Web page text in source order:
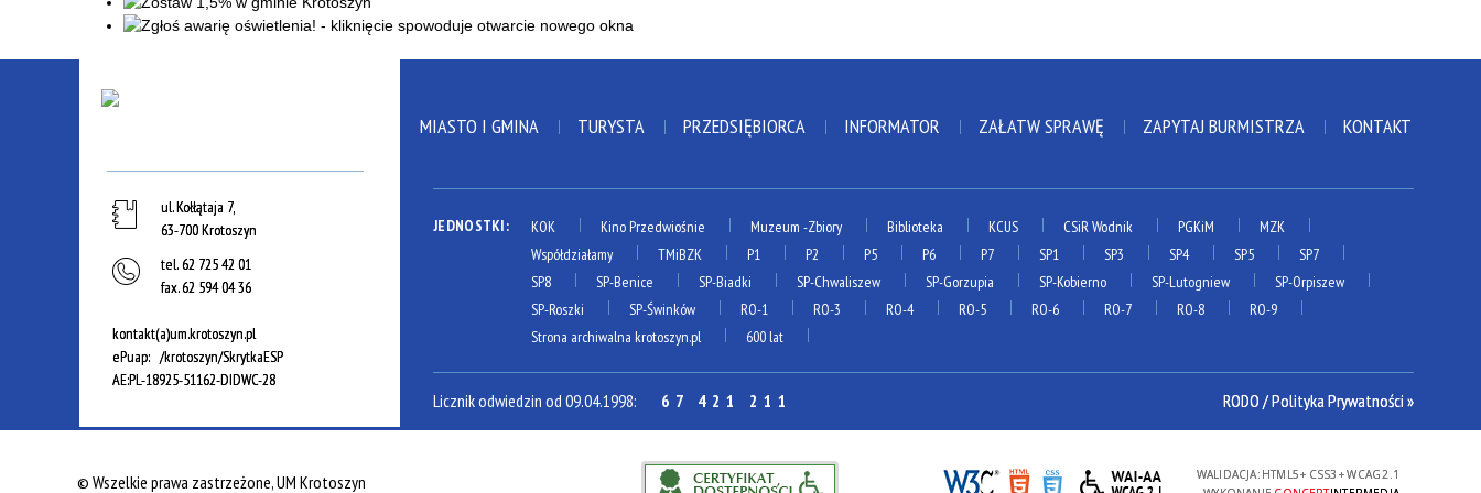
ul. Kołłątaja 7,
63-700 Krotoszyn
tel.62 725 42 01
fax.62 594 04 36
kontakt(a)um.krotoszyn.pl
ePuap: /krotoszyn/SkrytkaESP
AE:PL-18925-51162-DIDWC-28
MIASTO I GMINA TURYSTA PRZEDSIĘBIORCA INFORMATOR ZAŁATW SPRAWĘ ZAPYTAJ BURMISTRZA KONTAKT
JEDNOSTKI: KOK Kino Przedwiośnie Muzeum -Zbiory Biblioteka KCUS CSiR Wodnik PGKiM
MZK
Współdziałamy
TMiBZK P1 P2 P5 P6 P7 SP1 SP3 SP4 SP5
SP7
SP8
SP-Benice SP-Biadki SP-Chwaliszew SP-Gorzupia SP-Kobierno SP-Lutogniew
SP-Orpiszew
SP-Roszki
SP-Świnków RO-1 RO-3 RO-4 RO-5 RO-6 RO-7 RO-8
RO-9
Strona archiwalna krotoszyn.pl
600 lat
Licznik odwiedzin od 09.04.1998: 67 421 211 RODO / Polityka Prywatności »
© Wszelkie prawa zastrzeżone, UM Krotoszyn WALIDACJA: HTML5+ CSS3 +WCAG 2.1